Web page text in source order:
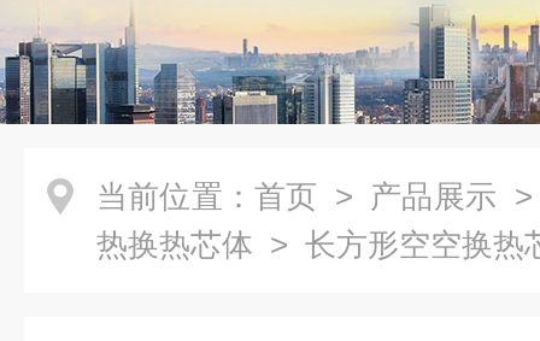
当前位置： 首页 > 产品展示
热换热芯体 > 长方形空空换热